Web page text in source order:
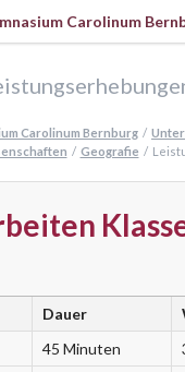
Carolinum Bernburg
Geografie
Dauer
45 Minuten